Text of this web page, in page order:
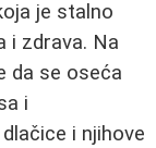
je stalno
i zdrava. Na
da se oseća
i
i njihove